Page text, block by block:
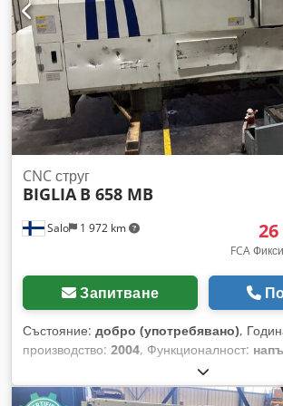
Salo 1 972 km
CNC струг
BIGLIA B 658 MB
26
FCA
Запитване
Състояние: добро (употребявано),
производство: 2004, Функционалност:
, диаметър на струговане
шейна:600 мм, дължина на струговане: